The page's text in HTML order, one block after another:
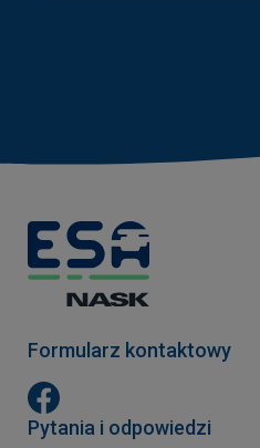
Formularz kontaktowy
Pytania i odpowiedzi